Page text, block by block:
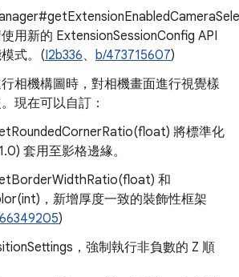
用新的 ExtensionSessionConfig API
式。(I2b336、 b/473715607)
相機構圖時，對相機畫面進行視覺樣
現在可以自訂：
將標準化
套用至影格邊緣。
和
，新增厚度一致的裝飾性框架
)
，強制執行非負數的 Z 順